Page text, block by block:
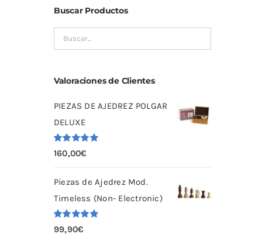
Buscar Productos
Valoraciones de Clientes
PIEZAS DE AJEDREZ POLGAR
DELUXE
Valorado
con 5.00
160,00€
Piezas de Ajedrez Mod.
Timeless (Non- Electronic)
Valorado
con 5.00
99,90€